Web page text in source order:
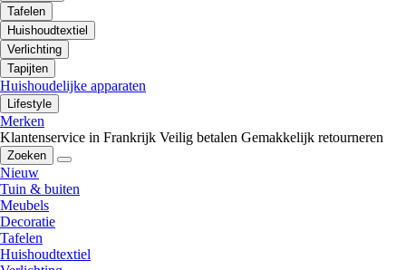
Tafelen
Huishoudtextiel
Verlichting
Tapijten
Huishoudelijke apparaten
Lifestyle
Merken
Klantenservice in Frankrijk Veilig betalen Gemakkelijk retourneren
Zoeken
Nieuw
Tuin & buiten
Meubels
Decoratie
Tafelen
Huishoudtextiel